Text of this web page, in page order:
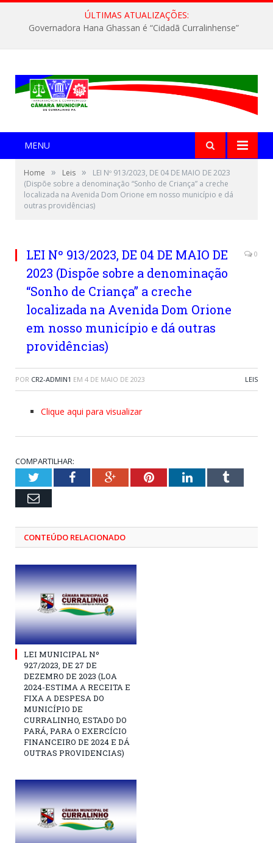
ÚLTIMAS ATUALIZAÇÕES:
Governadora Hana Ghassan é “Cidadã Curralinhense”
MENU
Home » Leis »
LEI Nº 913/2023, DE 04 DE MAIO DE 2023
(Dispõe sobre a denominação “Sonho de Criança” a creche
localizada na Avenida Dom Orione em nosso município e dá
outras providências)
LEI Nº 913/2023, DE 04 DE MAIO DE
2023 (Dispõe sobre a denominação
“Sonho de Criança” a creche
localizada na Avenida Dom Orione
em nosso município e dá outras
providências)
0
POR CR2-ADMIN1 EM 4 DE MAIO DE 2023 LEIS
Clique aqui para visualizar
COMPARTILHAR:
TwitterFacebookGoogle+PinterestLinkedInTumblr
Email
CONTEÚDO RELACIONADO
LEI MUNICIPAL Nº
927/2023, DE 27 DE
DEZEMRO DE 2023 (LOA
2024-ESTIMA A RECEITA E
FIXA A DESPESA DO
MUNICÍPIO DE
CURRALINHO, ESTADO DO
PARÁ, PARA O EXERCÍCIO
FINANCEIRO DE 2024 E DÁ
OUTRAS PROVIDENCIAS)